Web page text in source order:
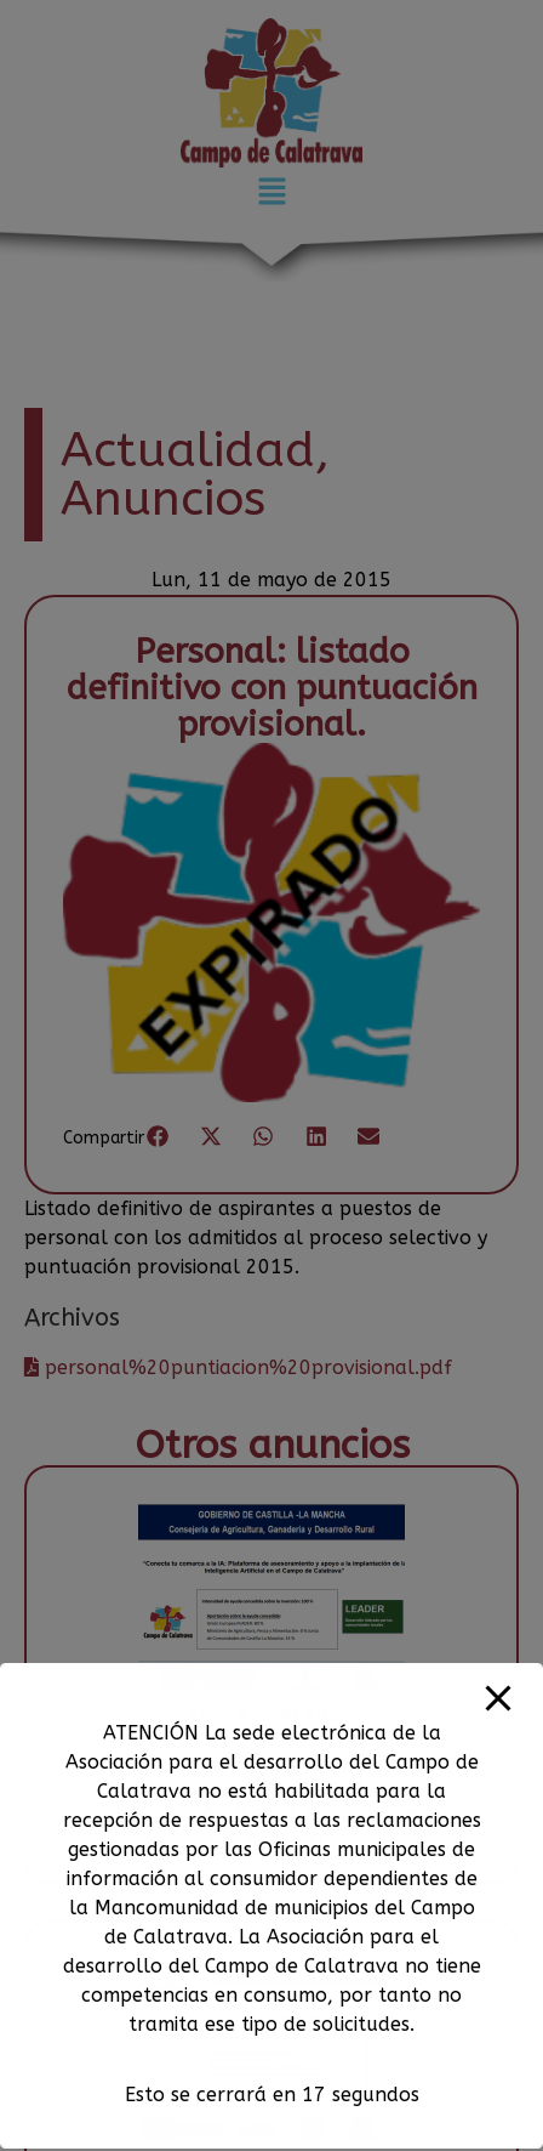
Actualidad,
Anuncios
Lun, 11 de mayo de 2015
Personal: listado
definitivo con puntuación
provisional.
Compartir
Listado definitivo de aspirantes a puestos de
personal con los admitidos al proceso selectivo y
puntuación provisional 2015.
Archivos
personal%20puntiacion%20provisional.pdf
Otros anuncios
Conecta tu comarca a la IA:
Plataforma de asesoramiento y
apoyo a la implantación de la
Inteligencia Artificial en el Campo de
Calatrava.
ATENCIÓN La sede electrónica de la
Asociación para el desarrollo del Campo de
Calatrava no está habilitada para la
recepción de respuestas a las reclamaciones
gestionadas por las Oficinas municipales de
información al consumidor dependientes de
la Mancomunidad de municipios del Campo
de Calatrava. La Asociación para el
desarrollo del Campo de Calatrava no tiene
competencias en consumo, por tanto no
tramita ese tipo de solicitudes.
Esto se cerrará en 16 segundos